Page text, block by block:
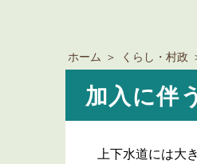
ホーム くらし・村政
加入に伴
上下水道には大